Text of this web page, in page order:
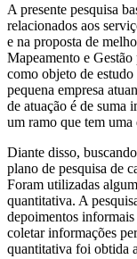
A presente pesquisa
relacionados aos
e na proposta de
Mapeamento e Gestão
como objeto de estudo
pequena empresa
de atuação é de suma
um ramo que tem
Diante disso,
plano de pesquisa de
Foram utilizadas
quantitativa. A
depoimentos
coletar informações
quantitativa foi obtida